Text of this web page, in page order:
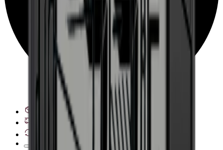
Ver opciones de entrega
Derecho de desistimiento de 28 días